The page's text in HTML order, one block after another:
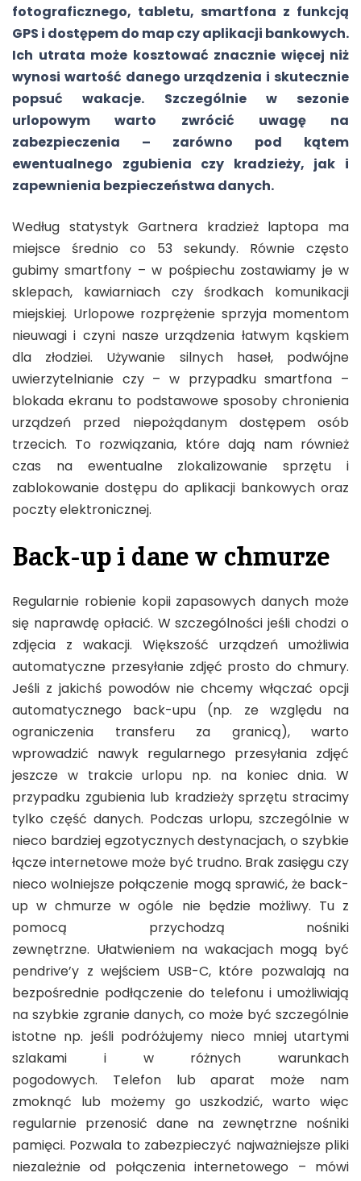
fotograficznego, tabletu, smartfona z funkcją
GPS i dostępem do map czy aplikacji bankowych.
Ich utrata może kosztować znacznie więcej niż
wynosi wartość danego urządzenia i skutecznie
popsuć wakacje. Szczególnie w sezonie
urlopowym warto zwrócić uwagę na
zabezpieczenia – zarówno pod kątem
ewentualnego zgubienia czy kradzieży, jak i
zapewnienia bezpieczeństwa danych.
Według statystyk Gartnera kradzież laptopa ma
miejsce średnio co 53 sekundy. Równie często
gubimy smartfony – w pośpiechu zostawiamy je w
sklepach, kawiarniach czy środkach komunikacji
miejskiej. Urlopowe rozprężenie sprzyja momentom
nieuwagi i czyni nasze urządzenia łatwym kąskiem
dla złodziei. Używanie silnych haseł, podwójne
uwierzytelnianie czy – w przypadku smartfona –
blokada ekranu to podstawowe sposoby chronienia
urządzeń przed niepożądanym dostępem osób
trzecich. To rozwiązania, które dają nam również
czas na ewentualne zlokalizowanie sprzętu i
zablokowanie dostępu do aplikacji bankowych oraz
poczty elektronicznej.
Back-up i dane w chmurze
Regularnie robienie kopii zapasowych danych może
się naprawdę opłacić. W szczególności jeśli chodzi o
zdjęcia z wakacji. Większość urządzeń umożliwia
automatyczne przesyłanie zdjęć prosto do chmury.
Jeśli z jakichś powodów nie chcemy włączać opcji
automatycznego back-upu (np. ze względu na
ograniczenia transferu za granicą), warto
wprowadzić nawyk regularnego przesyłania zdjęć
jeszcze w trakcie urlopu np. na koniec dnia. W
przypadku zgubienia lub kradzieży sprzętu stracimy
tylko część danych. Podczas urlopu, szczególnie w
nieco bardziej egzotycznych destynacjach, o szybkie
łącze internetowe może być trudno. Brak zasięgu czy
nieco wolniejsze połączenie mogą sprawić, że back-
up w chmurze w ogóle nie będzie możliwy. Tu z
pomocą przychodzą nośniki
zewnętrzne. Ułatwieniem na wakacjach mogą być
pendrive’y z wejściem USB-C, które pozwalają na
bezpośrednie podłączenie do telefonu i umożliwiają
na szybkie zgranie danych, co może być szczególnie
istotne np. jeśli podróżujemy nieco mniej utartymi
szlakami i w różnych warunkach
pogodowych. Telefon lub aparat może nam
zmoknąć lub możemy go uszkodzić, warto więc
regularnie przenosić dane na zewnętrzne nośniki
pamięci. Pozwala to zabezpieczyć najważniejsze pliki
niezależnie od połączenia internetowego – mówi